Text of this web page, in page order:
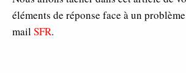
éléments de réponse face à un
mailSFR.